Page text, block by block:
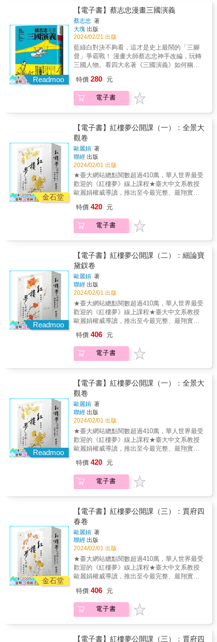
係。&& & ◆ 「故事雲．中國經典大閱讀」計
畫特色： ◎從古典文學中選取具原創性、藝術
性，有「原型」特質的代表性篇章 ◎透過親切
有趣的白話語言，輕鬆閱讀故事 ◎附完整蒐羅
原典與出處簡介，認識古典中國文學最好的入
門 &
中的奇禽異獸，會隨時出現在你我身旁……
華四大文學名著之一、章回小說的經典之作
《水滸傳》，故事講述北宋時期，高俅等奸臣
手握重權架空宋徽宗，還殘害忠良，與地方惡
霸聯手誣陷好人，導致史進、魯智深、宋江、
林冲和武松等一百零八條好漢被逼上梁山，展
開劫富濟貧並向官僚惡霸對抗的生活。【漫畫
亮點】《蔡志忠漫畫水滸傳》用詼諧角度重塑
《水滸傳》的經典人物，將本來男子氣概非凡
的英雄好漢們，塑造成有血有肉還有七情六慾
幽默時事哏，讓讀者對貪官污吏恨得牙癢癢
時，又不禁佩服官員們的精打細算；因勇士們
的義舉感到熱血沸騰時，又會被他們的天然呆
逗得發噱。還不趕快來感受大師蔡志忠的漫改
魔力！◆如果《水滸傳》變成熱血體育漫畫？
「北宋馬拉杜納」高俅：歷史上壞事做盡的禁
軍統帥高俅如果不是生錯時代，可能就是下個
年收千萬的足球巨星了！人如其名，蔡志忠筆
下的高俅變身「高球」，不僅自小球藝超群，
還會上演比帽子戲法更高超的「鞋子戲法」，
一計好球讓他一秒奪得帝王好感，順利升官！
「十項全能代表」史進：在《水滸傳》中率先
王進提拔，習得十八般武藝，使狼牙棒姿勢堪
比職棒選手，耍棍架勢更是威震四方，甚至連
奧運最新項目「霹靂舞」都練起來，擺在今日
——外遇情殺樣樣來：「打虎英雄」武松的大
嫂潘金蓮，不滿丈夫武大郎身材短小、其貌不
揚，不僅偷情當地惡霸西門慶，甚至動念下毒
殺夫；武松得知此事誓言為兄報仇，親手解決
「姦夫淫婦」上演爽快復仇記，還霸氣投案又
遠走天涯，起承轉合更勝八點檔。北宋版《家
和萬事腥》——大小老婆同捉姦：仗義疏才的
「及時雨」宋江時常以助人為樂，獲得過幫助
的人家將小女兒閻婆惜許配給他當小妾，怎料
閻婆惜仍年輕愛玩，竟勾搭上宋江的助理張文
沒想到同時自己的元配也殺到現場，這雙重捉
姦的情況到底是怎麼一回事？北宋版《夜市人
生》——直播帶貨先驅：武藝高超的「青面
口上討生活」，上街叫賣臺灣之寶「金門菜
刀」！且看昔日武將改行當起超級銷售員，為
證寶刀砍銅剁鐵、吹毛可斷、殺人不見血，直
接當眾示範LIVE放送，就連 現代直播主看了也
要閃邊站。究竟這群《水滸傳》好漢在蔡志忠
筆下，還會做出什麼逗趣出格的事情？欲知後
事如何，且看《蔡志忠漫畫水滸傳》分解。
Readmoo
【電子書】蔡志忠漫畫三國演義
蔡志忠 著
大塊 出版
2024/02/21 出版
藍綠白對決不夠看，這才是史上最鬧的「三腳
督」爭霸戰！ 漫畫大師蔡志忠神手改編，玩轉
三國人物。看四大名著《三國演義》如何幽默
「東漢末年分三國，烽火連天不休」三國是中
國歷史上最為人津津樂道的時期，不但有無數
影劇翻拍、電玩改編，還有多首取材自三國的
能是個好牌咖？美人計升級妻子的誘惑，貂蟬
逆襲鬥倒董卓跟呂布！原來曹操身高只有一四
〇！劉備、關羽、張飛居然全都搶著要當老大
哥？請看蔡志忠style的三國宇宙，各路英雄勾
心鬥角躍然紙上！【經典簡介】《三國志通俗
演義》是元末明初的羅貫中以正史《三國志》
為本所創作的章回小說，也是中國古典小說四
大名著之一。內容描述東漢末年因宦官干政國
力衰敗，加上黃巾賊到處滋事，因此促成遠祖
劉勝後代劉備和拜把兄弟關羽、張飛組成「桃
騎都尉曹操的雙重攻勢下，殲滅黃巾賊。不過
靈帝駕崩後立年幼皇子為王，卻遭西涼刺史董
卓擁兵自重、挾天子以令諸侯，好不容易靠著
天下從此一分為三，由劉備、關羽、張飛加上
諸葛亮擁護的蜀漢，還有曹操把持國政的曹
魏，以及孫權偕周瑜統治的東吳三國互相抗
衡，經赤壁之戰後，三國鼎立時代就此展
開⋯⋯【漫畫亮點】蔡志忠Style的三國宇宙，
搞笑反諷緊貼臺灣重大時事，歷史人物不再只
是課本上硬邦邦的古人。蔡志忠用畫筆演繹有
血有淚、活靈活現的三國英雄，讓你如看古裝
《三國演義》！◆邪教始祖「黃巾賊」？教主
張角呼風喚雨，信徒狂喊「蒼天已死」！歷史
課本上的「黃巾之亂」只能死背好無聊？那你
一定沒讀過這一版。黃巾賊頭目張角的崛起，
竟然是因為他超懂六合彩、炒股跟房地產！河
北落第秀才張角熟讀三大天書後學會「呼風喚
雨」，還喊出「蒼天已死，黃天當立，歲在甲
子，天下大吉」的口號，吸引一票信眾死忠追
隨，說他是東漢邪教教主可謂是當之無愧。◆
不求同年同月同日生，但求同年同月同日死！
艋舺角頭都要敬畏的「桃園三結義」黑道電影
中兄弟結盟的經典台詞「不求同年同月同日
生，但求同年同月同日死」，出自《三國演
義》中描繪劉備、關羽和張飛「桃園結義」時
的名場面，然而原來三人不只結義還有心結，
全都搶著要當老大？為了當帶頭的，三人拚
酒、爬樹樣樣來，劉備竟然還使出「謊報年
齡」之術，究竟最後到底是由誰勝出？◆臺灣
家庭》狂酸美國政治，還神預言川普當總統、
女神卡卡唱世界盃中場秀，總是讓你笑破肚
皮、佩服得五體投地嗎？來來來，快來看看臺
漫版《辛普森家庭》，漢軍要跟黃巾賊談判，
使出的竟是「三不政策」！蜀漢地位最正當，
因為他們靠民選？曹操被官府緝拿，乾脆出來
選立委？曹魏打東吳先「造船」，國防預算太
高竟被卡？三國時代居然也有綁架、弊案，來
看「三腳督」始祖怎麼互相制衡、彼此監督！
◆嫁入宮廷一場空，最愛其實是別人？貂蟬化
了離間董卓和義子呂布，使出「美人計」派第
一美女貂蟬出任務，貂蟬為達目的勤練茶道、
花道，連英文都要學，成功靠著「一吻定情」
特價 280 元
電子書
金石堂
【電子書】紅樓夢公開課（一）：全景大
觀卷
歐麗娟 著
聯經 出版
2024/02/01 出版
★臺大網站總點閱數超過410萬，華人世界最受
歡迎的《紅樓夢》線上課程★臺大中文系教授
歐麗娟權威導讀，推出至今最完整、最翔實、
文學史上的偉大經典之一，它講述貴族世家中
的婚戀糾葛、族眾紛爭和命運起伏。曹雪芹以
精湛靈動的筆法、充滿詩意的場面描寫和細膩
無數的文學創作及研究。所謂「一切經典皆是
通向自我的敲門磚」，研究紅學超過二十年的
歐麗娟教授將帶領讀者藉由這部經典敲開大
門，不只看到《紅樓夢》裡各式各樣、多采多
姿的寶藏，更要召喚出其中的人，也就是讀者
各種可能的自我。《紅樓夢公開課》完整收錄
歐麗娟於臺大線上課程的教授內容，第一冊
「全景大觀」作為系列的啟行之卷，以總論角
度出發，由如何讀《紅樓夢》起，到《紅樓
夢》的宗旨、貴族文化、神話操演、曹雪芹的
個不同層面剖示《紅樓夢》，不只是透過學問
進行文本的解讀、情節的分析，還有更多對人
生、對有情世界的探驪得珠，允為讀者進入
特價 420 元
電子書
Readmoo
【電子書】紅樓夢公開課（二）：細論寶
黛釵卷
歐麗娟 著
聯經 出版
2024/02/01 出版
★臺大網站總點閱數超過410萬，華人世界最受
歡迎的《紅樓夢》線上課程★臺大中文系教授
歐麗娟權威導讀，推出至今最完整、最翔實、
文學史上的偉大經典之一，它講述貴族世家中
的婚戀糾葛、族眾紛爭和命運起伏。曹雪芹以
精湛靈動的筆法、充滿詩意的場面描寫和細膩
無數的文學創作及研究。所謂「一切經典皆是
通向自我的敲門磚」，研究紅學超過二十年的
歐麗娟教授將帶領讀者藉由這部經典敲開大
門，不只看到《紅樓夢》裡各式各樣、多采多
姿的寶藏，更要召喚出其中的人，也就是讀者
各種可能的自我。《紅樓夢公開課》完整收錄
歐麗娟於臺大線上課程的教授內容，第二冊
「細論寶黛釵」深入探索《紅樓夢》的人物風
采，主要聚焦於「鼎足」三人：賈寶玉、林黛
玉及薛寶釵。本書深入分析，該如何解讀紅樓
的個人來看待，並帶領讀者進入他們的生活空
間、人際關係及其內外在的各種處境，而不致
落入貼標籤、扁平化的陷阱。
特價 406 元
電子書
Readmoo
【電子書】紅樓夢公開課（一）：全景大
觀卷
歐麗娟 著
聯經 出版
2024/02/01 出版
★臺大網站總點閱數超過410萬，華人世界最受
歡迎的《紅樓夢》線上課程★臺大中文系教授
歐麗娟權威導讀，推出至今最完整、最翔實、
文學史上的偉大經典之一，它講述貴族世家中
的婚戀糾葛、族眾紛爭和命運起伏。曹雪芹以
精湛靈動的筆法、充滿詩意的場面描寫和細膩
無數的文學創作及研究。所謂「一切經典皆是
通向自我的敲門磚」，研究紅學超過二十年的
歐麗娟教授將帶領讀者藉由這部經典敲開大
門，不只看到《紅樓夢》裡各式各樣、多采多
姿的寶藏，更要召喚出其中的人，也就是讀者
各種可能的自我。《紅樓夢公開課》完整收錄
歐麗娟於臺大線上課程的教授內容，第一冊
「全景大觀」作為系列的啟行之卷，以總論角
度出發，由如何讀《紅樓夢》起，到《紅樓
夢》的宗旨、貴族文化、神話操演、曹雪芹的
個不同層面剖示《紅樓夢》，不只是透過學問
進行文本的解讀、情節的分析，還有更多對人
生、對有情世界的探驪得珠，允為讀者進入
特價 420 元
電子書
金石堂
【電子書】紅樓夢公開課（三）：賈府四
春卷
歐麗娟 著
聯經 出版
2024/02/01 出版
★臺大網站總點閱數超過410萬，華人世界最受
歡迎的《紅樓夢》線上課程★臺大中文系教授
歐麗娟權威導讀，推出至今最完整、最翔實、
文學史上的偉大經典之一，它講述貴族世家中
的婚戀糾葛、族眾紛爭和命運起伏。曹雪芹以
精湛靈動的筆法、充滿詩意的場面描寫和細膩
無數的文學創作及研究。所謂「一切經典皆是
特價 406 元
電子書
【電子書】紅樓夢公開課（三）：賈府四